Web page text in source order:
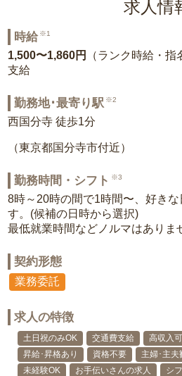
求人情
時給 ※1
1,500〜1,860円
（ランク時給・
支給
勤務地･最寄り駅 ※2
西国分寺 徒歩1分
（東京都国分寺市付近）
勤務時間・シフト ※3
8時～20時の間で1時間〜、好き
す。(候補の日時から選択)
最低就業時間などノルマはありま
契約形態
業務委託
求人の特徴
土日祝のみOK 交通費支給 高収入
昇給･昇格あり
資格不要 主婦･主夫
未経験OK
お手伝いさんの求人
シ